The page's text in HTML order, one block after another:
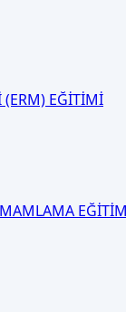
(ERM) EĞİTİMİ